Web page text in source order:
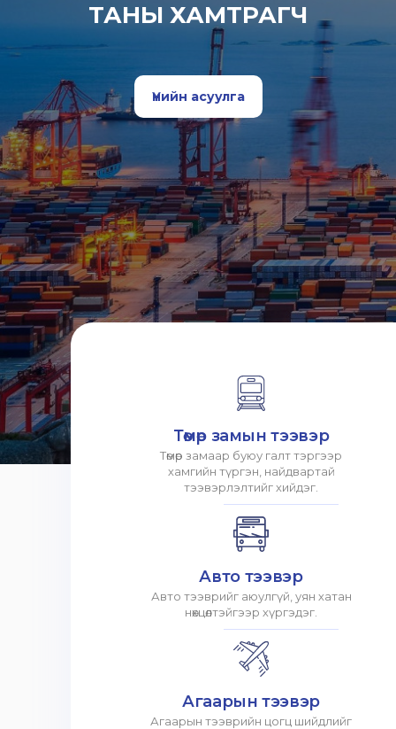
ТАНЫ ХАМТРАГЧ
Үнийн асуулга
Төмөр замын тээвэр
Төмөр замаар буюу галт тэргээр
хамгийн түргэн, найдвартай
тээвэрлэлтийг хийдэг.
Авто тээвэр
Авто тээврийг аюулгүй, уян хатан
нөхцөлтэйгээр хүргэдэг.
Агаарын тээвэр
Агаарын тээврийн цогц шийдлийг